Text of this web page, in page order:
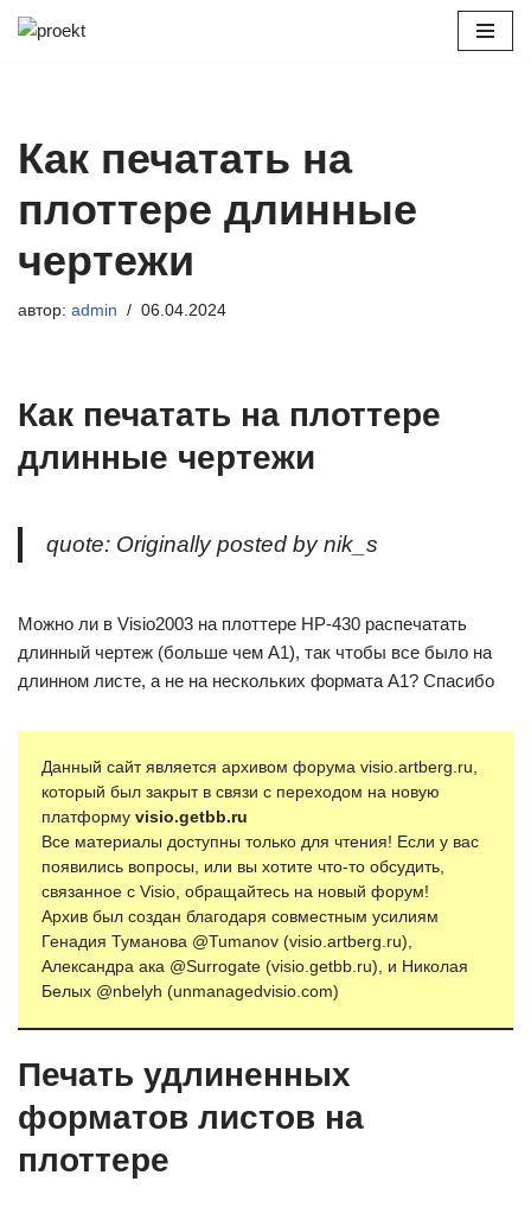
Как печатать на
плоттере длинные
чертежи
автор: admin 06.04.2024
Как печатать на плоттере
длинные чертежи
quote: Originally posted by nik_s
Можно ли в Visio2003 на плоттере HP-430 распечатать
длинный чертеж (больше чем А1), так чтобы все было на
длинном листе, а не на нескольких формата А1? Спасибо
Данный сайт является архивом форума visio.artberg.ru,
который был закрыт в связи с переходом на новую
платформу visio.getbb.ru
Все материалы доступны только для чтения! Если у вас
появились вопросы, или вы хотите что-то обсудить,
связанное с Visio, обращайтесь на новый форум!
Архив был создан благодаря совместным усилиям
Генадия Туманова @Tumanov (visio.artberg.ru),
Александра ака @Surrogate (visio.getbb.ru), и Николая
Белых @nbelyh (unmanagedvisio.com)
Печать удлиненных
форматов листов на
плоттере